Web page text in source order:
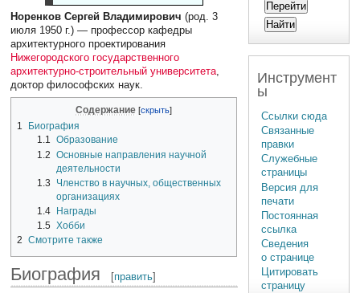
Норенков Сергей Владимирович (род. 3
июля 1950 г.) — профессор кафедры
архитектурного проектирования
Нижегородского государственного
архитектурно-строительный университета,
доктор философских наук.
Содержание
1
Биография
1.1 Образование
1.2 Основные направления научной
деятельности
1.3
Членство в научных, общественных
организациях
1.4
Награды
1.5 Хобби
2
Смотрите также
Биография [править]
Инструмент
ы
Ссылки сюда
Связанные
правки
Служебные
страницы
Версия для
печати
Постоянная
ссылка
Сведения
о странице
Цитировать
страницу